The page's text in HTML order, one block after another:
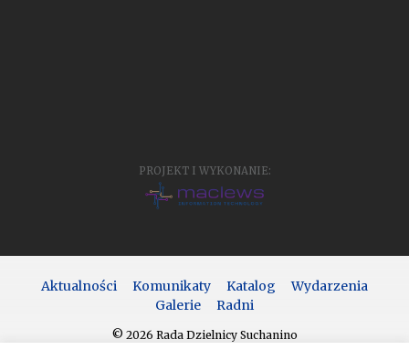
PROJEKT I WYKONANIE:
Aktualności Komunikaty Katalog
Wydarzenia
Galerie
Radni
© 2026 Rada Dzielnicy Suchanino